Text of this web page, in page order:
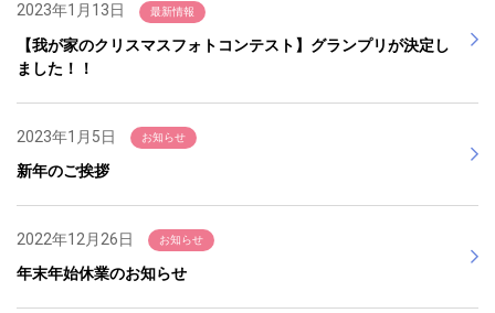
2023年1月13日 最新情報
【我が家のクリスマスフォトコンテスト】グランプリが決定し
ました！！
2023年1月5日 お知らせ
新年のご挨拶
2022年12月26日 お知らせ
年末年始休業のお知らせ